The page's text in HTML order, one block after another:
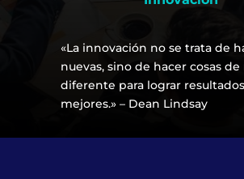
«La innovación no se trata de
nuevas, sino de hacer cosas de
diferente para lograr resultados
mejores.» – Dean Lindsay